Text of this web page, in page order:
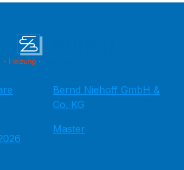
Bernd Niehoff GmbH &
Co. KG
Master